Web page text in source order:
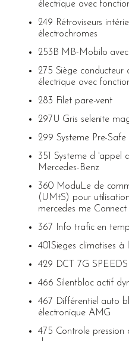
électrique avec
249 Rétroviseurs
électrochromes
253B MB-Mobilo
275 Siège conducteur
électrique avec
283 Filet pare-vent
297U Gris selenite
299 Systeme Pre-Safe
351 Systeme d 'appel
Mercedes-Benz
360 ModuLe de
(UMtS) pour utilisation
mercedes me Connect
367 Info trafic en
401Sieges climatises à
429 DCT 7G
466 Silentbloc actif
467 Différentiel auto
électronique AMG
475 Controle pression